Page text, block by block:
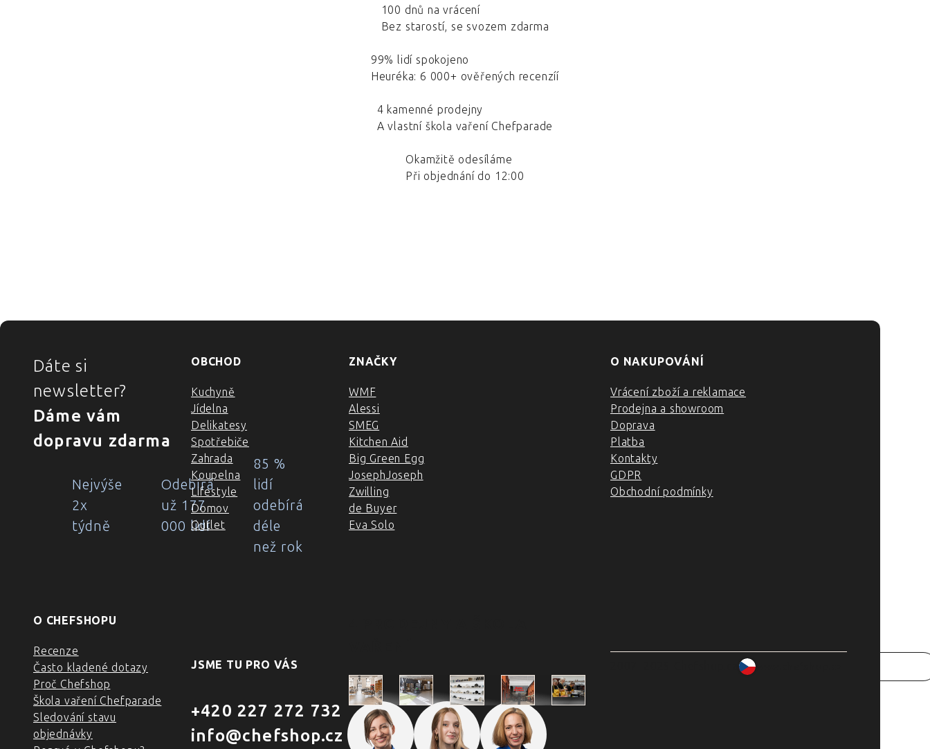
100 dnů na vrácení
Bez starostí, se svozem zdarma
99% lidí spokojeno
Heuréka: 6 000+ ověřených recenzíí
4 kamenné prodejny
A vlastní škola vaření Chefparade
Okamžitě odesíláme
Při objednání do 12:00
ZÁPATÍ
Dáte si
newsletter?
Dáme vám
dopravu zdarma
Nejvýše
2x
týdně
Odebírá
už 177
000 lidí
85 %
lidí
odebírá
déle
než rok
OBCHOD
Kuchyně
Jídelna
Delikatesy
Spotřebiče
Zahrada
Koupelna
Lifestyle
Domov
Outlet
ZNAČKY
WMF
Alessi
SMEG
Kitchen Aid
Big Green Egg
JosephJoseph
Zwilling
de Buyer
Eva Solo
O NAKUPOVÁNÍ
Vrácení zboží a reklamace
Prodejna a showroom
Doprava
Platba
Kontakty
GDPR
Obchodní podmínky
O CHEFSHOPU
Recenze
Často kladené dotazy
Proč Chefshop
Škola vaření Chefparade
Sledování stavu
objednávky
JSME TU PRO VÁS
+420 227 272 732
info@chefshop.cz
Praha Praha
Outlet
Brno
www.chefshop.cz